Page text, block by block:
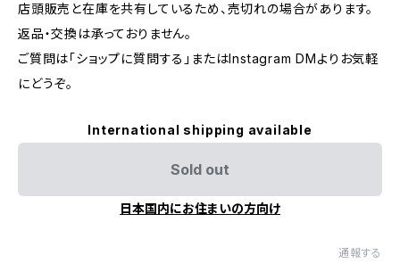
店頭販売と在庫を共有しているため、売切れの場合があります。
返品・交換は承っておりません。
ご質問は「ショップに質問する」またはInstagram DMよりお気軽
にどうぞ。
International shipping available
Sold out
日本国内にお住まいの方向け
通報する